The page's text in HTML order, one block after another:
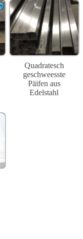
Quadratesch
geschweesste
Päifen aus
Edelstahl